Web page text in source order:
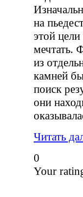
на
этой
мечтать.
из
камней
поиск
они
Читать
0
Your